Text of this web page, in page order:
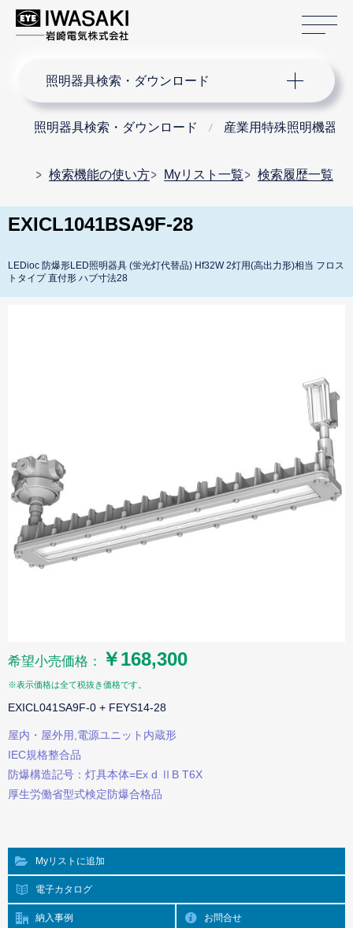
照明器具検索・ダウンロード
照明器具検索・ダウンロード 産業用特殊照明機器
検索機能の使い方 Myリスト一覧 検索履歴一覧
EXICL1041BSA9F-28
LEDioc 防爆形LED照明器具 (蛍光灯代替品) Hf32W 2灯用(高出力形)相当 フロス
トタイプ 直付形 ハブ寸法28
希望小売価格： ￥168,300
※表示価格は全て税抜き価格です。
EXICL041SA9F-0 + FEYS14-28
屋内・屋外用,電源ユニット内蔵形
IEC規格整合品
防爆構造記号：灯具本体=Ex d ⅡB T6X
厚生労働省型式検定防爆合格品
Myリストに追加
電子カタログ
納入事例 お問合せ